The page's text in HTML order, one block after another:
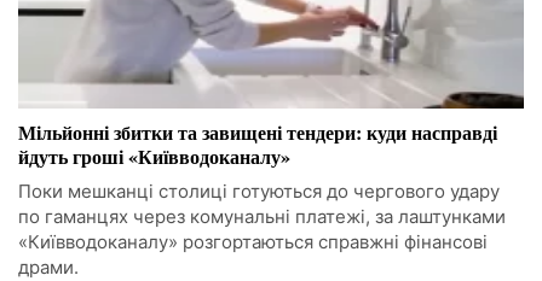
Мільйонні збитки та завищені тендери: куди насправді
йдуть гроші «Київводоканалу»
Поки мешканці столиці готуються до чергового удару
по гаманцях через комунальні платежі, за лаштунками
«Київводоканалу» розгортаються справжні фінансові
драми.